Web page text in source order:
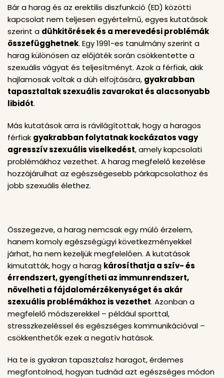
Bár a harag és az erektilis diszfunkció (ED) közötti
kapcsolat nem teljesen egyértelmű, egyes kutatások
szerint a dühkitörések és a merevedési problémák
összefügghetnek. Egy 1991-es tanulmány szerint a
harag különösen az előjáték során csökkentette a
szexuális vágyat és teljesítményt. Azok a férfiak, akik
hajlamosak voltak a düh elfojtására, gyakrabban
tapasztaltak szexuális zavarokat és alacsonyabb
libidót.
Más kutatások arra is rávilágítottak, hogy a haragos
férfiak gyakrabban folytatnak kockázatos vagy
agresszív szexuális viselkedést, amely kapcsolati
problémákhoz vezethet. A harag megfelelő kezelése
hozzájárulhat az egészségesebb párkapcsolathoz és
jobb szexuális élethez.
Összegezve, a harag nemcsak egy múló érzelem,
hanem komoly egészségügyi következményekkel
járhat, ha nem kezeljük megfelelően. A kutatások
kimutatták, hogy a harag károsíthatja a szív- és
érrendszert, gyengítheti az immunrendszert,
növelheti a fájdalomérzékenységet és akár
szexuális problémákhoz is vezethet. Azonban a
megfelelő módszerekkel – például sporttal,
stresszkezeléssel és egészséges kommunikációval –
csökkenthetők ezek a negatív hatások.
Ha te is gyakran tapasztalsz haragot, érdemes
megfontolnod, hogyan tudnád azt egészséges módon